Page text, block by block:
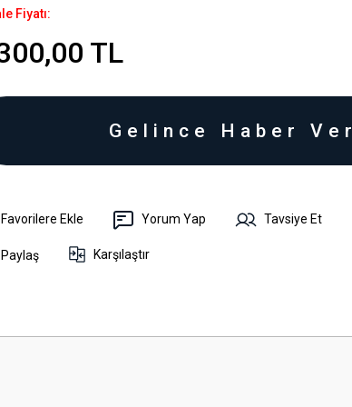
Fiyatı:
TL
Gelince Haber Ver
Yorum Yap Tavsiye Et
Paylaş Karşılaştır